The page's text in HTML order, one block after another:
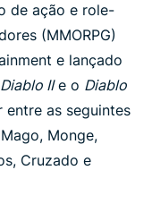
de ação e role-
(MMORPG)
e lançado
Diablo IIe o Diablo
as seguintes
Monge,
Cruzado e